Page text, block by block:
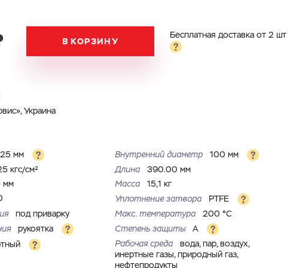
В КОРЗИНУ
Бесплатная доставка от 2 шт
Украина
мм Внутренний диаметр
100 мм
кгс/см² Длина
390.00 мм
мм Масса
15,1 кг
Уплотнение затвора
PTFE
под приварку Макс. температура
200 °С
рукоятка Степень защиты
A
Рабочая среда
вода, пар, воздух,
инертные газы, природный газ,
нефтепродукты